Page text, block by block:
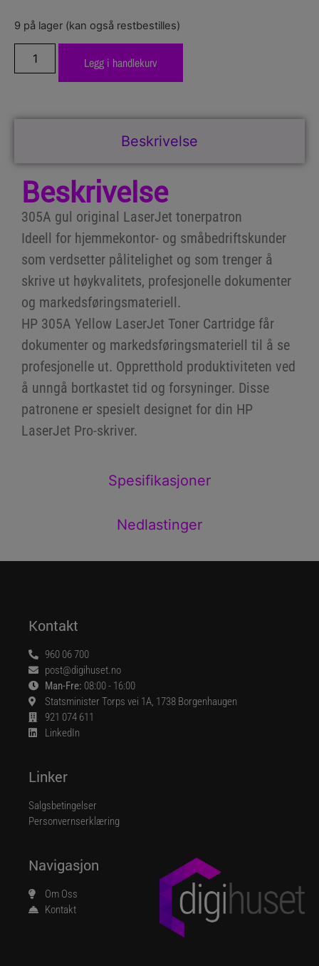
9 på lager (kan også restbestilles)
Legg i handlekurv
Beskrivelse
Spesifikasjoner
Nedlastinger
Beskrivelse
305A gul original LaserJet tonerpatron
Ideell for hjemmekontor- og småbedriftskunder
som verdsetter pålitelighet og som trenger å
skrive ut høykvalitets, profesjonelle dokumenter
og markedsføringsmateriell.
HP 305A Yellow LaserJet Toner Cartridge får
dokumenter og markedsføringsmateriell til å se
profesjonelle ut. Oppretthold produktiviteten ved
å unngå bortkastet tid og forsyninger. Disse
patronene er spesielt designet for din HP
LaserJet Pro-skriver.
Navigasjon
Om Oss
Kontakt
Linker
Salgsbetingelser
Personvernserklæring
Kontakt
960 06 700
post@digihuset.no
Man-Fre: 08:00 - 16:00
Statsminister Torps vei 1A, 1738 Borgenhaugen
921 074 611
LinkedIn